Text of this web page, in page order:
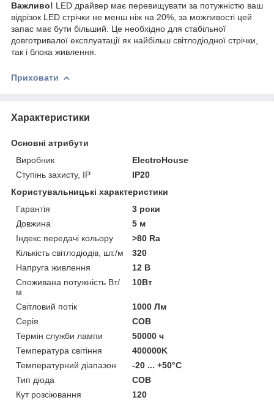
Важливо! LED драйвер має перевищувати за потужністю ваш
відрізок LED стрічки не менш ніж на 20%, за можливості цей
запас має бути більший. Це необхідно для стабільної
довготривалої експлуатації як найбільш світлодіодної стрічки,
так і блока живлення.
Приховати
Характеристики
Основні атрибути
Виробник
ElectroHouse
Ступінь захисту, IP
IP20
Користувальницькі характеристики
Гарантія
3 роки
Довжина
5 м
Індекс передачі кольору
>80 Ra
Кількість світлодіодів, шт./м
320
Напруга живлення
12 В
Споживана потужність Вт/
м
10Вт
Світловий потік
1000 Лм
Серія
COB
Термін служби лампи
50000 ч
Температура світіння
400000K
Температурний діапазон
-20 ... +50°С
Тип діода
COB
Кут розсіювання
120